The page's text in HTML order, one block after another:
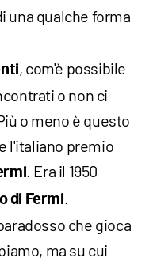
una qualche forma
, com'è possibile
o non ci
o meno è questo
l'italiano premio
. Era il 1950
di Fermi.
che gioca
ma su cui